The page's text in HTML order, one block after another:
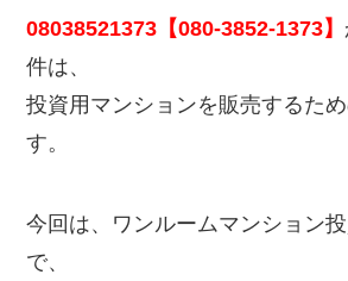
08038521373【080-3852-1373】
件は、
投資用マンションを販売するた
す。
今回は、ワンルームマンション
で、